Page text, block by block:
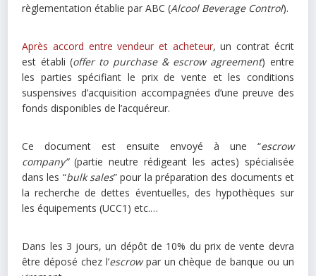
règlementation établie par ABC (Alcool Beverage Control).
Après accord entre vendeur et acheteur, un contrat écrit
est établi (offer to purchase & escrow agreement) entre
les parties spécifiant le prix de vente et les conditions
suspensives d’acquisition accompagnées d’une preuve des
fonds disponibles de l’acquéreur.
Ce document est ensuite envoyé à une “escrow
company”(partie neutre rédigeant les actes) spécialisée
dans les “bulk sales” pour la préparation des documents et
la recherche de dettes éventuelles, des hypothèques sur
les équipements (UCC1) etc.…
Dans les 3 jours, un dépôt de 10% du prix de vente devra
être déposé chez l’escrowpar un chèque de banque ou un